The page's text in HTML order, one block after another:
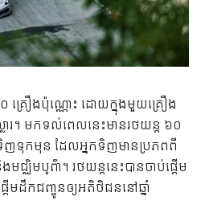
គ្រឿង​ប៉ុណ្ណោះ ដោយ​ក្នុង​មួយ​គ្រឿង​
ារ។ មក​ទល់​ពេល​នេះ​មាន​រថយន្ត ៦០
ញ​ទុក​មុន ដែល​អ្នក​ទិញ​មាន​ប្រភព​ពី​
ជ្ឈិមបូព៌ា។ រថយន្ត​នេះ​បាន​ចាប់​ផ្ដើម​
ម​ដឹក​ជញ្ជូន​ឲ្យ​អតិថិជន​នៅ​ឆ្នាំ